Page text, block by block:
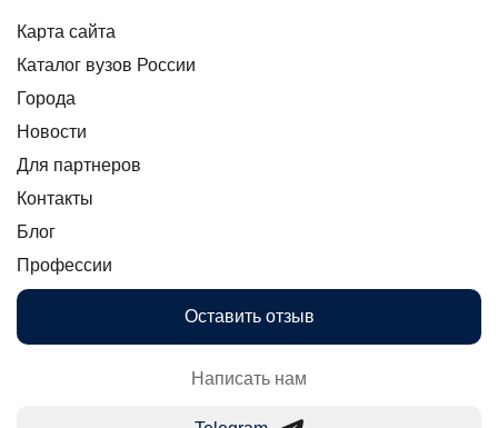
Карта сайта
Каталог вузов России
Города
Новости
Для партнеров
Контакты
Блог
Профессии
Оставить отзыв
Написать нам